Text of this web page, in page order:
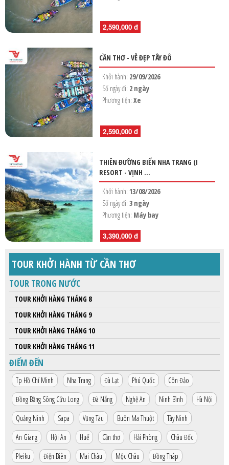
2,590,000 đ
CẦN THƠ - VẺ ĐẸP TÂY ĐÔ
Khởi hành: 29/09/2026
Số ngày đi: 2 ngày
Phương tiện:Xe
2,590,000 đ
THIÊN ĐƯỜNG BIỂN NHA TRANG (I
RESORT - VỊNH ...
Khởi hành:13/08/2026
Số ngày đi:3 ngày
Phương tiện: Máy bay
3,390,000 đ
TOUR KHỞI HÀNH TỪ CẦN THƠ
TOUR TRONG NƯỚC
TOUR KHỞI HÀNG THÁNG 8
TOUR KHỞI HÀNG THÁNG 9
TOUR KHỞI HÀNG THÁNG 10
TOUR KHỞI HÀNG THÁNG 11
ĐIỂM ĐẾN
Tp Hồ Chí Minh Nha Trang Đà Lạt Phú Quốc
Côn Đảo
Đồng Bằng Sông Cửu Long
Đà Nẵng Nghệ An Ninh Bình
Hà Nội
Quảng Ninh
Sapa Vũng Tàu Buôn Ma Thuột
Tây Ninh
An Giang
Hội An Huế Cần thơ Hải Phòng
Châu Đốc
Pleiku
Điện Biên Mai Châu Mộc Châu
Đồng Tháp